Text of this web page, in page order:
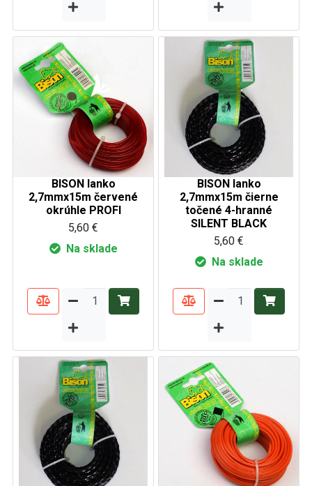
BISON lanko
2,7mmx15m červené
okrúhle PROFI
5,60 €
Na sklade
BISON lanko
2,7mmx15m čierne
točené 4-hranné
SILENT BLACK
5,60 €
Na sklade